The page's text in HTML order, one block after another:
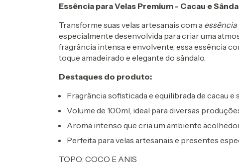
Essência para Velas Premium - Cacau e
Transforme suas velas artesanais com a
especialmente desenvolvida para criar uma
fragrância intensa e envolvente, essa essência
toque amadeirado e elegante do sândalo.
Destaques do produto:
Fragrância sofisticada e equilibrada de cacau e
Volume de 100ml, ideal para diversas
Aroma intenso que cria um ambiente
Perfeita para velas artesanais e presentes
TOPO: COCO E ANIS